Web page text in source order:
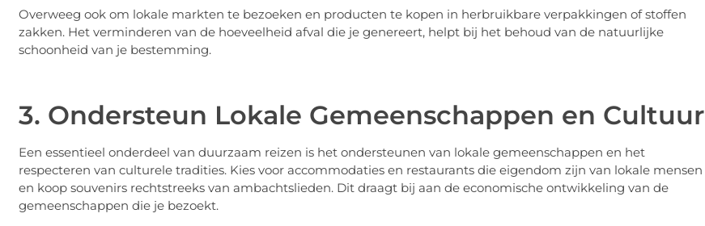
Overweeg ook om lokale markten te bezoeken en producten te kopen in herbruikbare verpakkingen of stoffen
zakken. Het verminderen van de hoeveelheid afval die je genereert, helpt bij het behoud van de natuurlijke
schoonheid van je bestemming.
3. Ondersteun Lokale Gemeenschappen en Cultuur
Een essentieel onderdeel van duurzaam reizen is het ondersteunen van lokale gemeenschappen en het
respecteren van culturele tradities. Kies voor accommodaties en restaurants die eigendom zijn van lokale mensen
en koop souvenirs rechtstreeks van ambachtslieden. Dit draagt bij aan de economische ontwikkeling van de
gemeenschappen die je bezoekt.